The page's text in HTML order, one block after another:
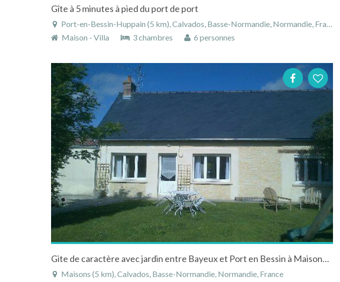
Gîte à 5 minutes à pied du port de port
Port-en-Bessin-Huppain (5 km), Calvados, Basse-Normandie, Normandie, France
Maison - Villa
3 chambres 6 personnes
Gite de caractère avec jardin entre Bayeux et Port en Bessin à Maisons dans le Calvados en Normandie
Maisons (5 km), Calvados, Basse-Normandie, Normandie, France